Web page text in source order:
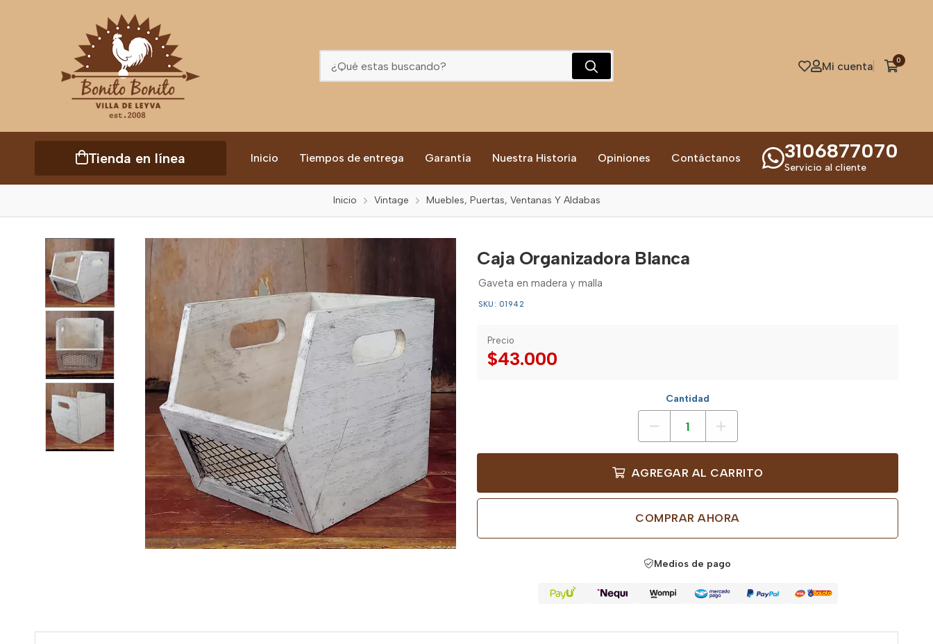
Mi cuenta 0
Tienda en línea Inicio Tiempos de entrega Garantía Nuestra Historia Opiniones Contáctanos 3106877070
Servicio al cliente
Inicio Vintage Muebles, Puertas, Ventanas Y Aldabas
Caja Organizadora Blanca
Gaveta en madera y malla
SKU: 01942
Precio
$43.000
Cantidad
AGREGAR AL CARRITO
COMPRAR AHORA
Medios de pago